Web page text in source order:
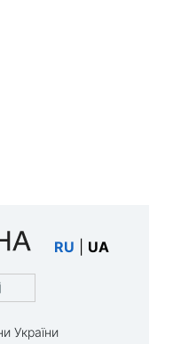
RU UA
України